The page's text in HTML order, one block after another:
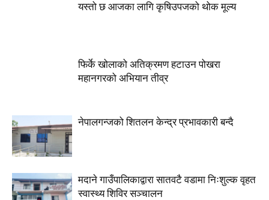
यस्तो छ आजका लागि कृषिउपजको थोक मूल्य
फिर्के खोलाको अतिक्रमण हटाउन पोखरा
महानगरको अभियान तीव्र
नेपालगन्जको शितलन केन्द्र प्रभावकारी बन्दै
मदाने गाउँपालिकाद्वारा सातवटै वडामा निःशुल्क वृहत
स्वास्थ्य शिविर सञ्चालन